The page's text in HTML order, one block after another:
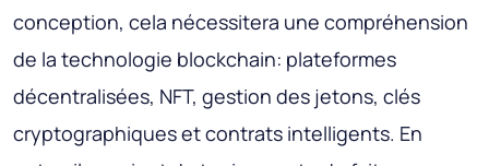
conception, cela nécessitera une compréhension
de la technologie blockchain: plateformes
décentralisées, NFT, gestion des jetons, clés
cryptographiques et contrats intelligents. En